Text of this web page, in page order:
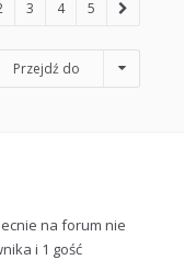
3 4 5
Przejdź do
na forum nie
i 1 gość